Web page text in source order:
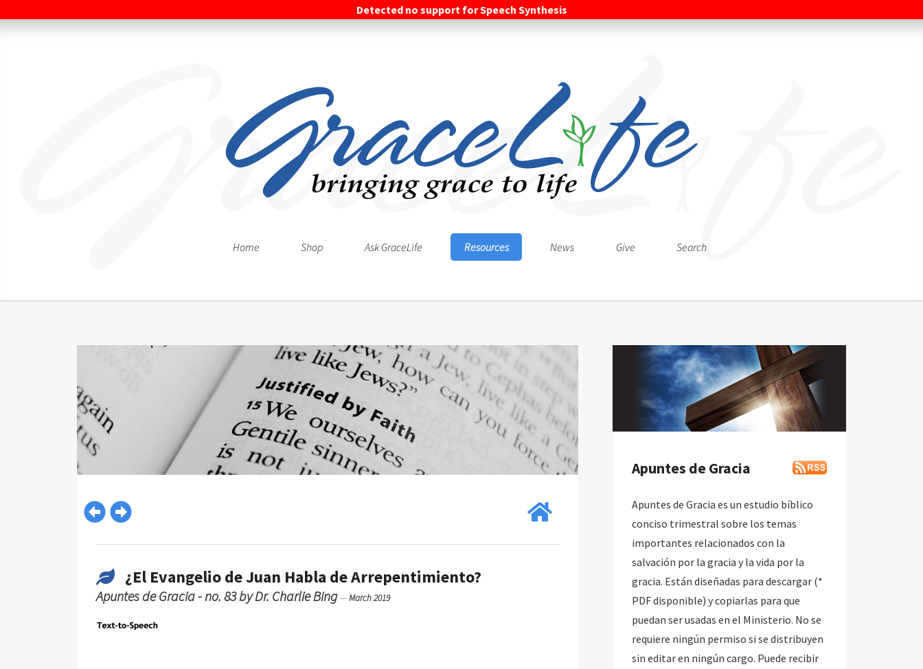
Detected no support for Speech Synthesis
Home Shop Ask GraceLife Resources News Give Search
¿El Evangelio de Juan Habla de Arrepentimiento?
Apuntes de Gracia - no. 83 by Dr. Charlie Bing—March 2019
Apuntes de Gracia
Apuntes de Gracia es un estudio bíblico
conciso trimestral sobre los temas
importantes relacionados con la
salvación por la gracia y la vida por la
gracia. Están diseñadas para descargar (*
PDF disponible) y copiarlas para que
puedan ser usadas en el Ministerio. No se
requiere ningún permiso si se distribuyen
sin editar en ningún cargo. Puede recibir